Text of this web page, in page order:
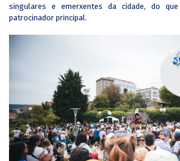
singulares e emerxentes da cidade, do que
patrocinador principal.